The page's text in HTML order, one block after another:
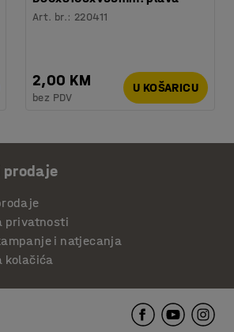
Art. br.: 220411
2,00 KM
bez PDV
U KOŠARICU
prodaje
privatnosti
i natjecanja
kolačića